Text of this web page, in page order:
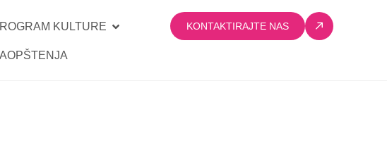
KULTURE KONTAKTIRAJTE NAS